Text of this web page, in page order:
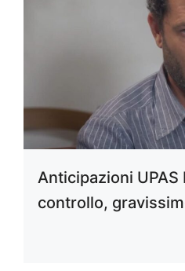
Anticipazioni
controllo,